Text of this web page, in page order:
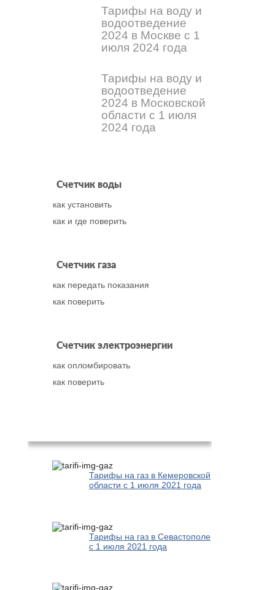
Тарифы на воду и
водоотведение
2024 в Москве с 1
июля 2024 года
Тарифы на воду и
водоотведение
2024 в Московской
области с 1 июля
2024 года
Счетчик воды
как установить
как и где поверить
Счетчик газа
как передать показания
как поверить
Счетчик электроэнергии
как опломбировать
как поверить
Тарифы на газ в Кемеровской
области с 1 июля 2021 года
Тарифы на газ в Севастополе
с 1 июля 2021 года